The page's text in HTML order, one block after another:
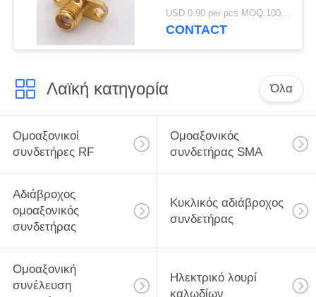
φλαντζών 2 τρυπών
που καλύπτεται με
USD 0.90 per pcs MOQ:1000 κομμάτια
CONTACT
Λαϊκή κατηγορία Όλα
Ομοαξονικοί
συνδετήρες RF
Ομοαξονικός
συνδετήρας SMA
Αδιάβροχος
ομοαξονικός
συνδετήρας
Κυκλικός αδιάβροχος
συνδετήρας
Ομοαξονική
συνέλευση
Ηλεκτρικό λουρί
καλωδίων